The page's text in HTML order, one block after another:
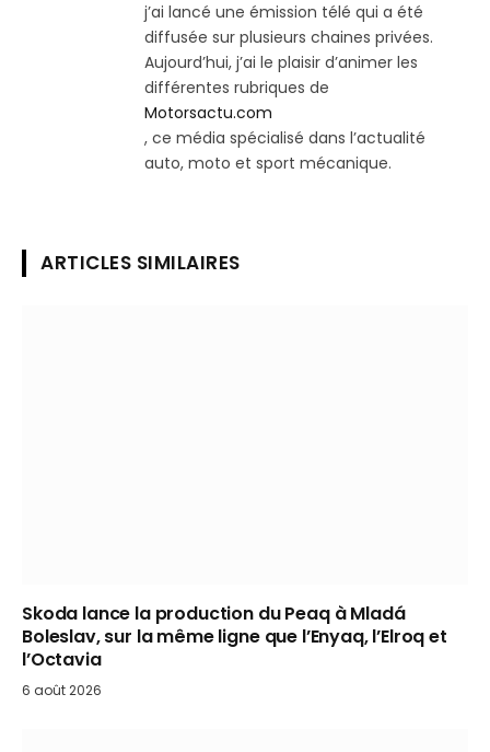
j’ai lancé une émission télé qui a été
diffusée sur plusieurs chaines privées.
Aujourd’hui, j’ai le plaisir d’animer les
différentes rubriques de
Motorsactu.com
, ce média spécialisé dans l’actualité
auto, moto et sport mécanique.
ARTICLES SIMILAIRES
Skoda lance la production du Peaq à Mladá
Boleslav, sur la même ligne que l’Enyaq, l’Elroq et
l’Octavia
6 août 2026